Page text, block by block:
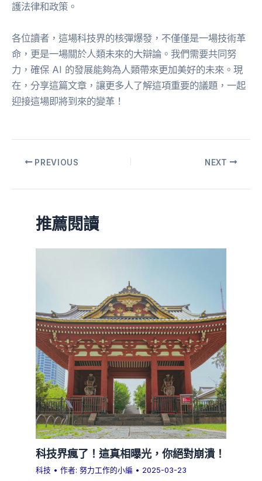
護法律和政策。
各位讀者，這場科技界的核彈爆發，不僅僅是一場技術革
命，更是一場關於人類未來的大辯論。我們需要共同努
力，確保 AI 的發展能夠為人類帶來更加美好的未來。現
在，分享這篇文章，讓更多人了解這項重要的議題，一起
迎接這場即將到來的變革！
PREVIOUS NEXT
推薦閱讀
科技界瘋了！這真相曝光，你絕對崩潰！
科技 • 作者:努力工作的小編 • 2025-03-23